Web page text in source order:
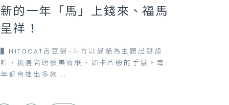
新的一年「馬」上錢來、福馬
呈祥！
▌HITOCAT吉豆貓-斗方以貓貓為主題出發設
計，挑選高磅數美術紙，如卡片般的手感。每
年都會推出多款...